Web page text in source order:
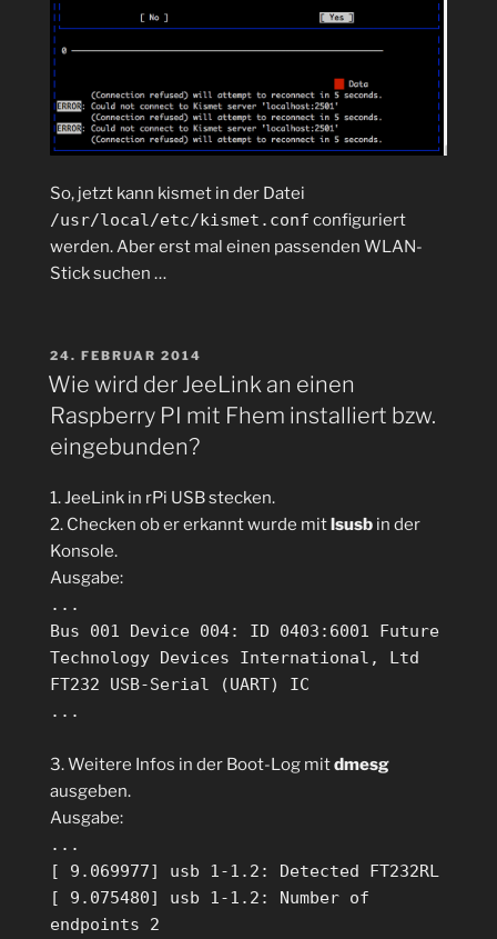
So, jetzt kann kismet in der Datei
/usr/local/etc/kismet.conf configuriert
werden. Aber erst mal einen passenden WLAN-
Stick suchen …
VERÖFFENTLICHT
AM
24. FEBRUAR 2014
Wie wird der JeeLink an einen
Raspberry PI mit Fhem installiert bzw.
eingebunden?
1. JeeLink in rPi USB stecken.
2. Checken ob er erkannt wurde mitlsusb in der
Konsole.
Ausgabe:
...
Bus 001 Device 004: ID 0403:6001 Future
Technology Devices International, Ltd
FT232 USB-Serial (UART) IC
...
3. Weitere Infos in der Boot-Log mitdmesg
ausgeben.
Ausgabe:
...
[ 9.069977] usb 1-1.2: Detected FT232RL
[ 9.075480] usb 1-1.2: Number of
endpoints 2